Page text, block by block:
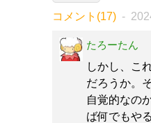
コメント(17)
たろーたん
しかし、こ
だろうか。
自覚的なの
ば何でもや